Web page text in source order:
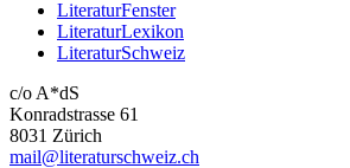
LiteraturFenster
LiteraturLexikon
LiteraturSchweiz
c/o A*dS
Konradstrasse 61
8031 Zürich
mail@literaturschweiz.ch